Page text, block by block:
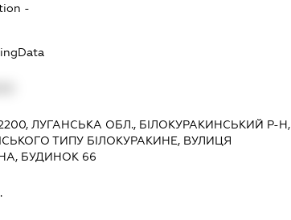
-
ЛУГАНСЬКА ОБЛ., БІЛОКУРАКИНСЬКИЙ Р-Н,
ТИПУ БІЛОКУРАКИНЕ, ВУЛИЦЯ
БУДИНОК 66